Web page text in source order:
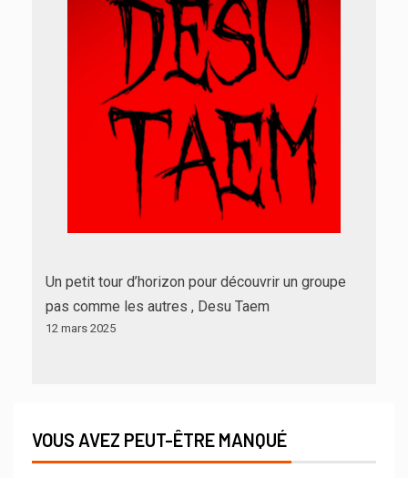
Un petit tour d’horizon pour découvrir un groupe
pas comme les autres , Desu Taem
12 mars 2025
VOUS AVEZ PEUT-ÊTRE MANQUÉ